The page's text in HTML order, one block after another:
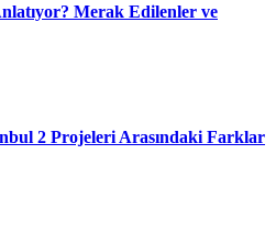
Merak Edilenler ve
2 Projeleri Arasındaki Farklar